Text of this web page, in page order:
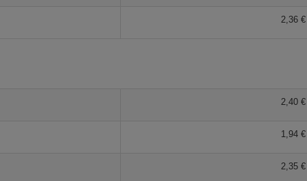
2,36 €
2,40 €
1,94 €
2,35 €